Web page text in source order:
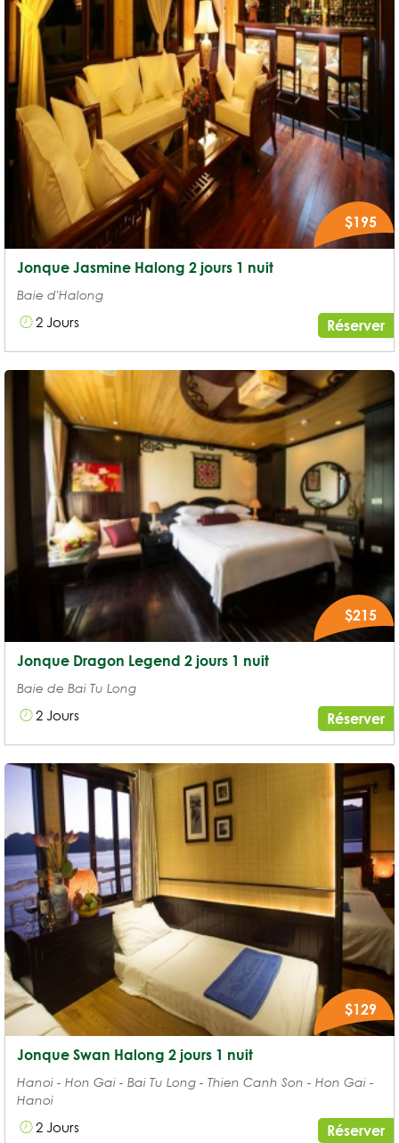
$195
Jonque Jasmine Halong 2 jours 1 nuit
Baie d'Halong
2 Jours Réserver
$215
Jonque Dragon Legend 2 jours 1 nuit
Baie de Bai Tu Long
2 Jours Réserver
$129
Jonque Swan Halong 2 jours 1 nuit
Hanoi - Hon Gai - Bai Tu Long - Thien Canh Son - Hon Gai -
Hanoi
2 Jours Réserver